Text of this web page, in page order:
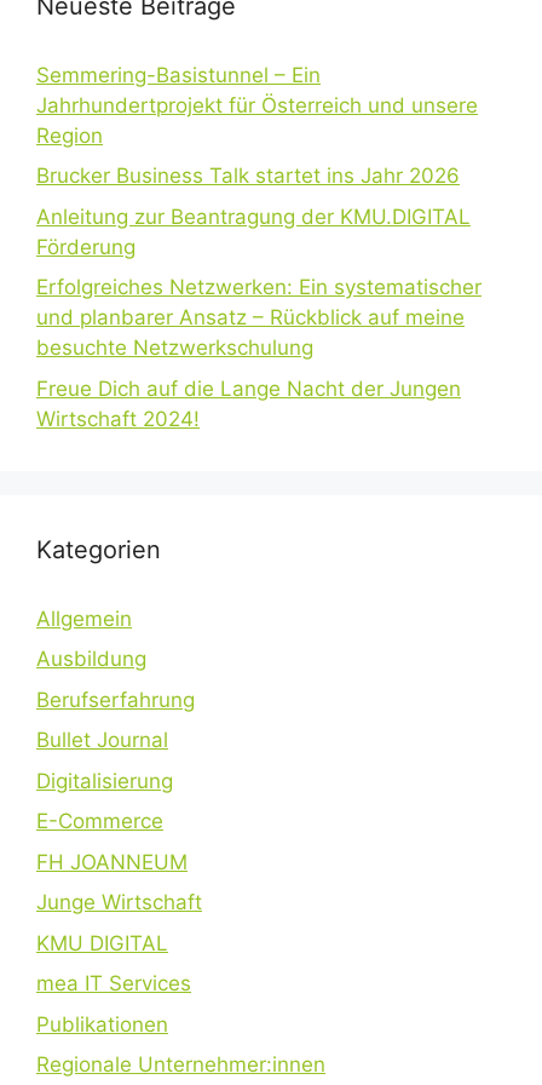
Neueste Beiträge
Semmering-Basistunnel – Ein
Jahrhundertprojekt für Österreich und unsere
Region
Brucker Business Talk startet ins Jahr 2026
Anleitung zur Beantragung der KMU.DIGITAL
Förderung
Erfolgreiches Netzwerken: Ein systematischer
und planbarer Ansatz – Rückblick auf meine
besuchte Netzwerkschulung
Freue Dich auf die Lange Nacht der Jungen
Wirtschaft 2024!
Kategorien
Allgemein
Ausbildung
Berufserfahrung
Bullet Journal
Digitalisierung
E-Commerce
FH JOANNEUM
Junge Wirtschaft
KMU DIGITAL
mea IT Services
Publikationen
Regionale Unternehmer:innen